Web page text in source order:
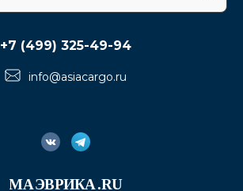
+7 (499) 325-49-94
info@asiacargo.ru
МАЭВРИКА.RU